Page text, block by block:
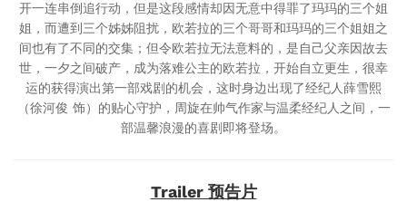
开一连串倒追行动，但是这段感情却因无意中得罪了玛玛的三个姐
姐，而遭到三个姊姊阻扰，欧若拉的三个哥哥和玛玛的三个姐姐之
间也有了不同的交集；但令欧若拉无法意料的，是自己父亲因故去
世，一夕之间破产，成为落难公主的欧若拉，开始自立更生，很幸
运的获得演出第一部戏剧的机会，这时身边出现了经纪人薛雪熙
（徐河俊 饰）的贴心守护，周旋在帅气作家与温柔经纪人之间，一
部温馨浪漫的喜剧即将登场。
Trailer 预告片